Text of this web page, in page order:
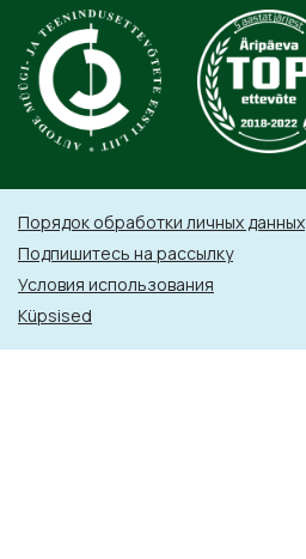
Порядок обработки личных данных
Подпишитесь на рассылку
Условия использования
Küpsised